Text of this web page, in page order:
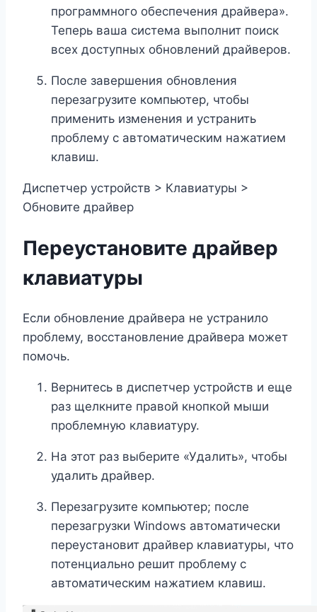
программного обеспечения драйвера».
Теперь ваша система выполнит поиск
всех доступных обновлений драйверов.
После завершения обновления
перезагрузите компьютер, чтобы
применить изменения и устранить
проблему с автоматическим нажатием
клавиш.
Диспетчер устройств > Клавиатуры >
Обновите драйвер
Переустановите драйвер
клавиатуры
Если обновление драйвера не устранило
проблему, восстановление драйвера может
помочь.
Вернитесь в диспетчер устройств и еще
раз щелкните правой кнопкой мыши
проблемную клавиатуру.
На этот раз выберите «Удалить», чтобы
удалить драйвер.
Перезагрузите компьютер; после
перезагрузки Windows автоматически
переустановит драйвер клавиатуры, что
потенциально решит проблему с
автоматическим нажатием клавиш.